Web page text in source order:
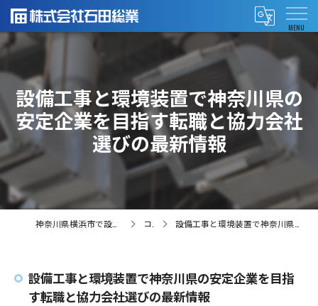
設備工事と環境装置で神奈川県の
安定企業を目指す転職と協力会社
選びの最新情報
コラム 設備工事と環境装置で神奈川県の安定企業を目指す転職と協力会社選びの最新情報
設備工事と環境装置で神奈川県の安定企業を目指
す転職と協力会社選びの最新情報